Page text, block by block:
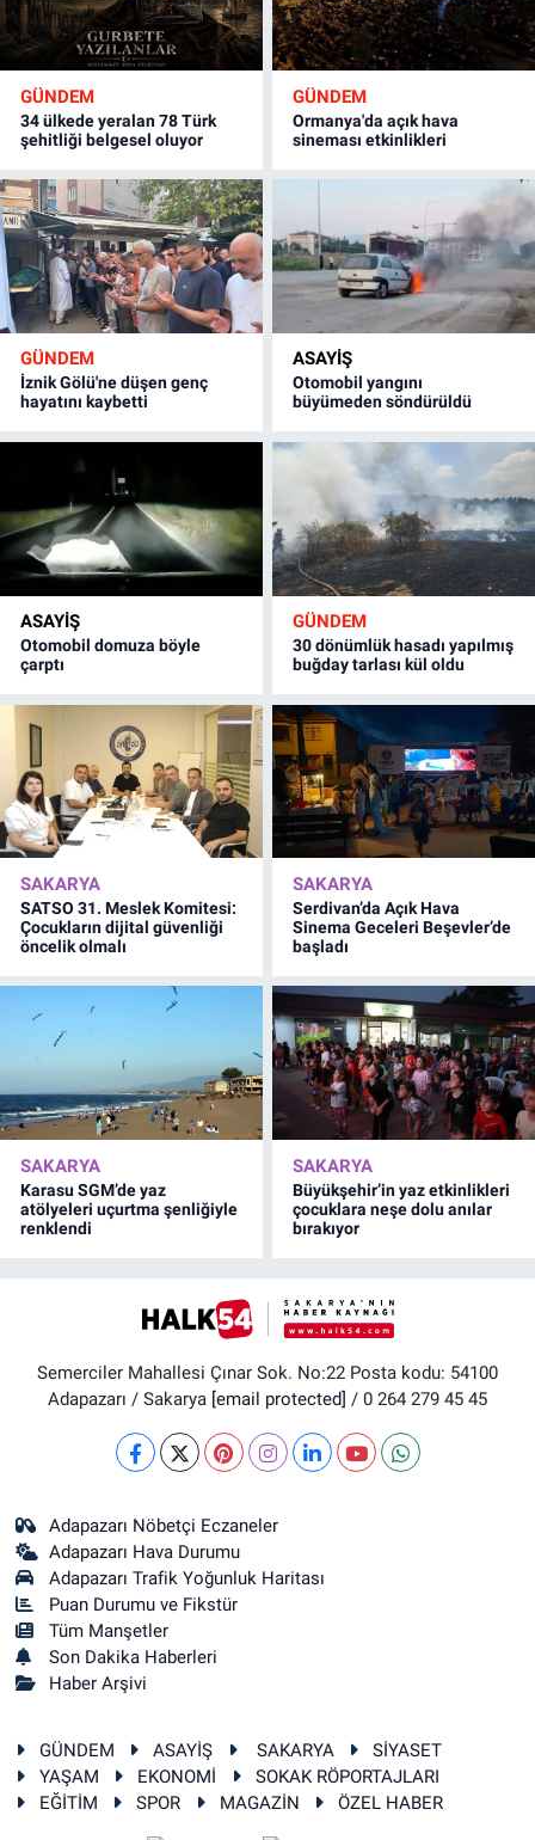
GÜNDEM
34 ülkede yeralan 78 Türk
şehitliği belgesel oluyor
GÜNDEM
Ormanya'da açık hava
sineması etkinlikleri
GÜNDEM
İznik Gölü'ne düşen genç
hayatını kaybetti
ASAYİŞ
Otomobil yangını
büyümeden söndürüldü
ASAYİŞ
Otomobil domuza böyle
çarptı
GÜNDEM
30 dönümlük hasadı yapılmış
buğday tarlası kül oldu
SAKARYA
SATSO 31. Meslek Komitesi:
Çocukların dijital güvenliği
öncelik olmalı
SAKARYA
Serdivan’da Açık Hava
Sinema Geceleri Beşevler’de
başladı
SAKARYA
Karasu SGM’de yaz
atölyeleri uçurtma şenliğiyle
renklendi
SAKARYA
Büyükşehir’in yaz etkinlikleri
çocuklara neşe dolu anılar
bırakıyor
Semerciler Mahallesi Çınar Sok. No:22 Posta kodu: 54100
Adapazarı / Sakarya [email protected] / 0 264 279 45 45
Adapazarı Nöbetçi Eczaneler
Adapazarı Hava Durumu
Adapazarı Trafik Yoğunluk Haritası
Puan Durumu ve Fikstür
Tüm Manşetler
Son Dakika Haberleri
Haber Arşivi
GÜNDEM ASAYİŞ SAKARYA
SİYASET
YAŞAM
EKONOMİ
SOKAK RÖPORTAJLARI
EĞİTİM
SPOR MAGAZİN ÖZEL HABER